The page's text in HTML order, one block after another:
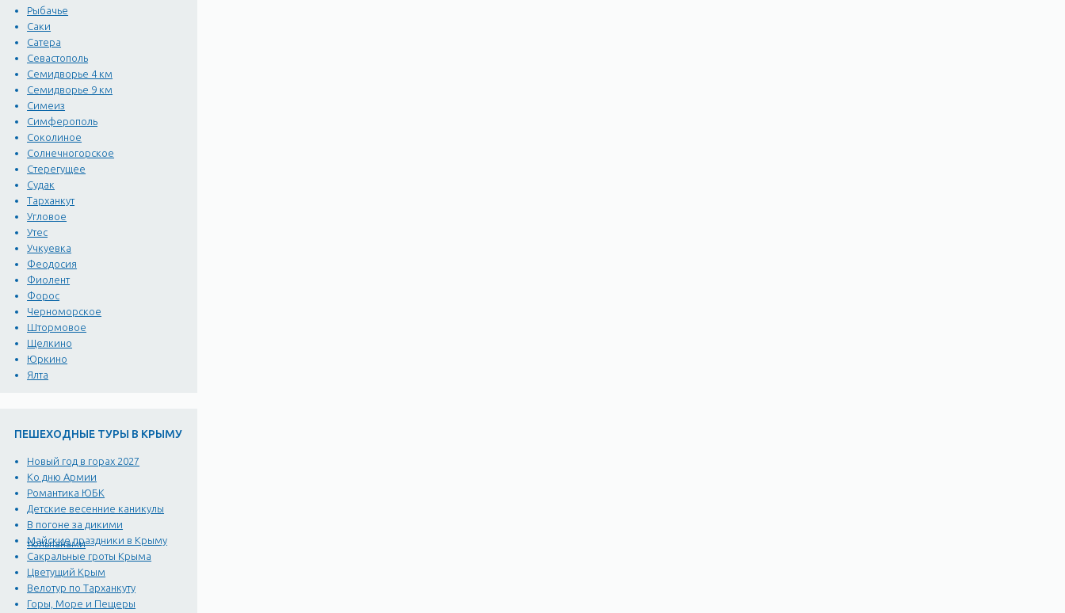
Рыбачье
Саки
Сатера
Севастополь
Семидворье 4 км
Семидворье 9 км
Симеиз
Симферополь
Соколиное
Солнечногорское
Стерегущее
Судак
Тарханкут
Угловое
Утес
Учкуевка
Феодосия
Фиолент
Форос
Черноморское
Штормовое
Щелкино
Юркино
Ялта
ПЕШЕХОДНЫЕ ТУРЫ В КРЫМУ
Новый год в горах 2027
Ко дню Армии
Романтика ЮБК
Детские весенние каникулы
В погоне за дикими
тюльпанами
Майские праздники в Крыму
Сакральные гроты Крыма
Цветущий Крым
Велотур по Тарханкуту
Горы, Море и Пещеры